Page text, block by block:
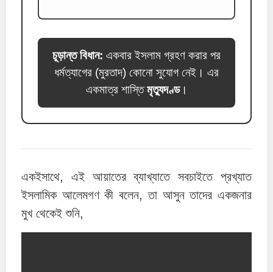
চূড়ান্ত বিধান: একবার ইসলাম গ্রহণ করার পর
ধর্মত্যাগের (মুরতাদ) কোনো সুযোগ নেই। এর
একমাত্র শাস্তিমৃত্যুদণ্ড।
একইসাথে, এই আয়াতের ব্যাখ্যাতে সবচাইতে প্রখ্যাত
ইসলামিক আলেমগণ কী বলেন, তা আসুন তাদের একজনার
মুখ থেকেই শুনি,